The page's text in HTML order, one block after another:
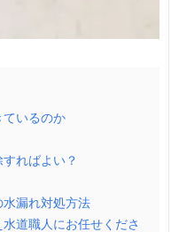
ているのか
ればよい？
漏れ対処方法
道職人にお任せくださ